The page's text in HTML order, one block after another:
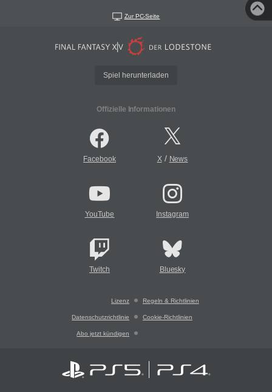
Zur PC-Seite
Spiel herunterladen
Offizielle Informationen
Facebook X/ News
YouTube Instagram
Twitch Bluesky
Lizenz Regeln & Richtlinien
Datenschutzrichtlinie Cookie-Richtlinien
Abo jetzt kündigen